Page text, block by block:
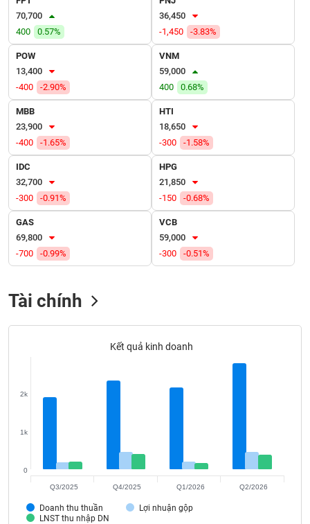
70,700
400
0.57%
36,450
-1,450
-3.83%
POW
13,400
-400
-2.90%
VNM
59,000
400
0.68%
MBB
23,900
-400
-1.65%
HTI
18,650
-300
-1.58%
IDC
32,700
-300
-0.91%
HPG
21,850
-150
-0.68%
GAS
69,800
-700
-0.99%
VCB
59,000
-300
-0.51%
Tài chính
Kết quả kinh doanh
Doanh thu thuần
Lợi nhuận gộp
LNST thu nhập DN
0
1k
2k
Q3/2025 Q4/2025 Q1/2026 Q2/2026
VỤ
TRUYỀN
THÔNG
TIỆN
BẤT
ĐỘNG
SẢN
Mã
chứng
Tất cả
Tin
Bài
viết